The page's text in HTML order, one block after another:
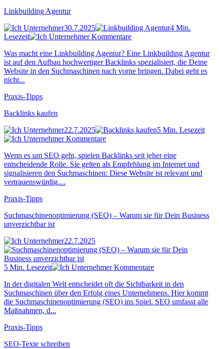
Linkbuilding Agentur
30.7.2025
4 Min.
Lesezeit
Kommentare
Was macht eine Linkbuilding Agentur? Eine Linkbuilding Agentur
ist auf den Aufbau hochwertiger Backlinks spezialisiert, die Deine
Website in den Suchmaschinen nach vorne bringen. Dabei geht es
nicht...
Praxis-Tipps
Backlinks kaufen
22.7.2025
5 Min. Lesezeit
Kommentare
Wenn es um SEO geht, spielen Backlinks seit jeher eine
entscheidende Rolle. Sie gelten als Empfehlung im Internet und
signalisieren den Suchmaschinen: Diese Website ist relevant und
vertrauenswürdig....
Praxis-Tipps
Suchmaschinenoptimierung (SEO) – Warum sie für Dein Business
unverzichtbar ist
22.7.2025
5 Min. Lesezeit
Kommentare
In der digitalen Welt entscheidet oft die Sichtbarkeit in den
Suchmaschinen über den Erfolg eines Unternehmens. Hier kommt
die Suchmaschinenoptimierung (SEO) ins Spiel. SEO umfasst alle
Maßnahmen, d...
Praxis-Tipps
SEO-Texte schreiben